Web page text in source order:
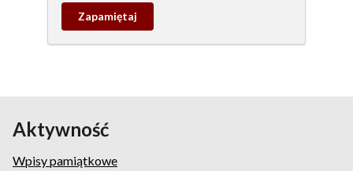
Zapamietaj
wpis
Aktywność
Wpisy pamiątkowe